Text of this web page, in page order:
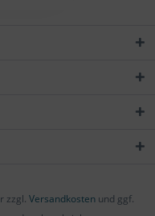
zzgl. Versandkosten und ggf.